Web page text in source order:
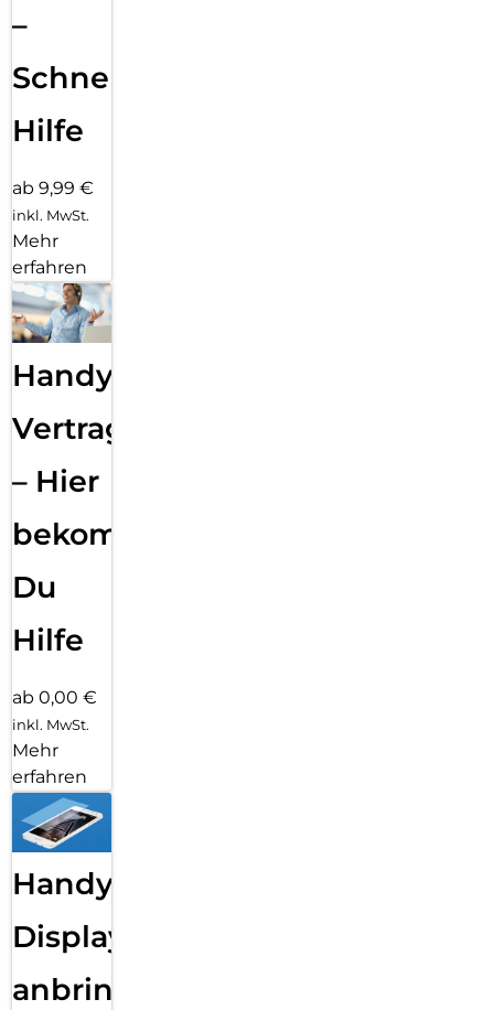
–
Schnelle
Hilfe
ab 9,99 €
inkl. MwSt.
Mehr
erfahren
Handy
Vertragsabwicklung
– Hier
bekommst
Du
Hilfe
ab 0,00 €
inkl. MwSt.
Mehr
erfahren
Handy
Displayfolie
anbringen